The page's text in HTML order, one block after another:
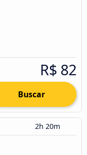
R$ 82
Buscar
2h 20m